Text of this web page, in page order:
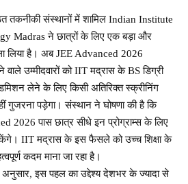
तकनीकी संस्थानों में शामिल Indian Institute
Madrasने छात्रों के लिए एक बड़ा और
लिया है। अब JEE Advanced 2026
वाले उम्मीदवारों को IIT मद्रास के BS डिग्री
लेने के लिए किसी अतिरिक्त स्क्रीनिंग
गुजरना पड़ेगा। संस्थान ने घोषणा की है कि
2026 पास छात्र सीधे इन प्रोग्राम्स के लिए
IIT मद्रास के इस फैसले को उच्च शिक्षा के
कदम माना जा रहा है।
इस पहल का उद्देश्य देशभर के ज्यादा से